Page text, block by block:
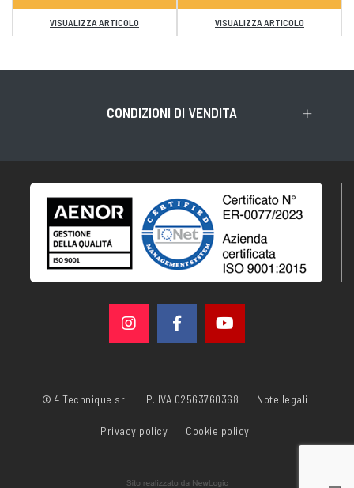
VISUALIZZA ARTICOLO VISUALIZZA ARTICOLO
CONDIZIONI DI VENDITA
© 4 Technique srl P. IVA 02563760368 Note legali
Privacy policy Cookie policy